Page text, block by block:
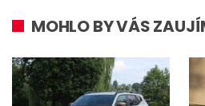
MOHLO BY VÁS